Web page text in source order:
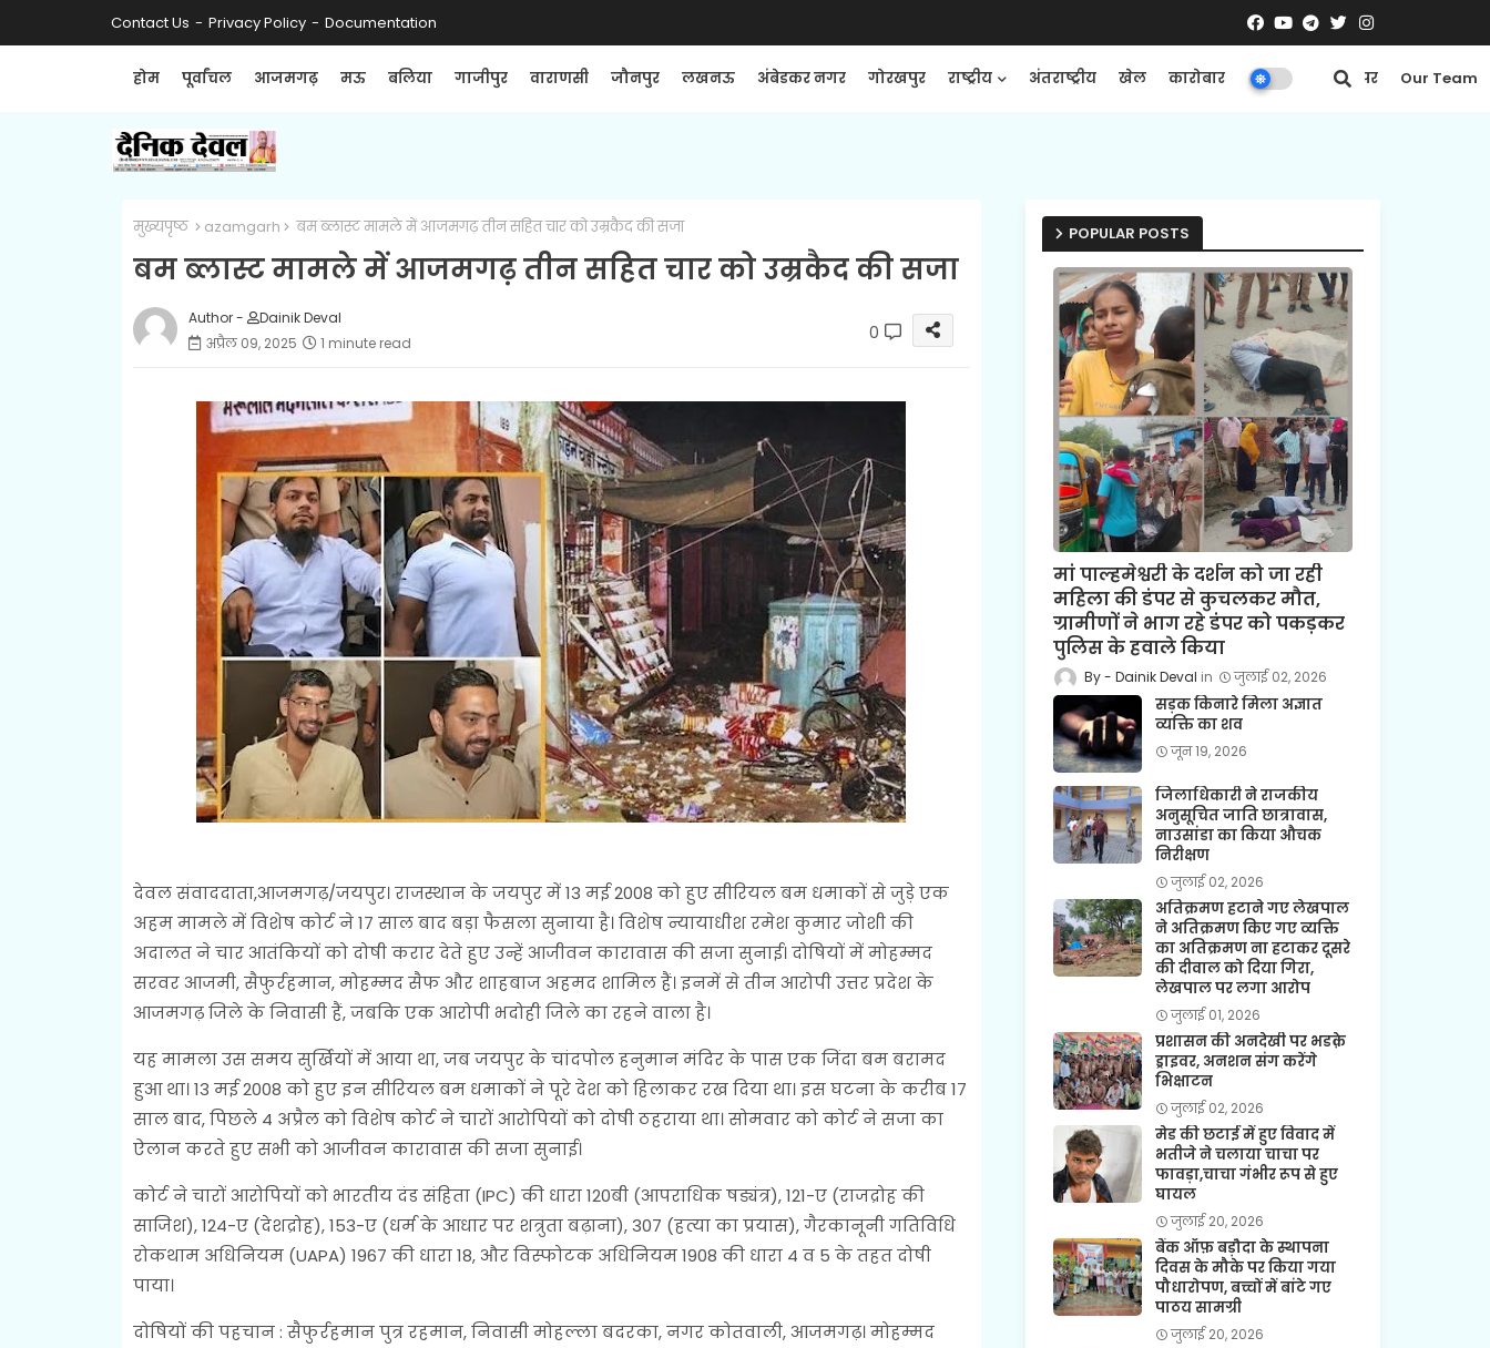
Contact Us Privacy Policy Documentation
होम पूर्वांचल आजमगढ़ मऊ बलिया गाजीपुर वाराणसी जौनपुर लखनऊ अंबेडकर नगर गोरखपुर राष्ट्रीय अंतराष्ट्रीय खेल कारोबार मनोरंजन ई-पेपर Our Team
मुख्यपृष्ठ azamgarh बम ब्लास्ट मामले में आजमगढ़ तीन सहित चार को उम्रकैद की सजा
बम ब्लास्ट मामले में आजमगढ़ तीन सहित चार को उम्रकैद की सजा
Author -
Dainik Deval
अप्रैल 09, 2025
1 minute read 0
देवल संवाददाता,आजमगढ़/जयपुर। राजस्थान के जयपुर में 13 मई 2008 को हुए सीरियल बम धमाकों से जुड़े एक
अहम मामले में विशेष कोर्ट ने 17 साल बाद बड़ा फैसला सुनाया है। विशेष न्यायाधीश रमेश कुमार जोशी की
अदालत ने चार आतंकियों को दोषी करार देते हुए उन्हें आजीवन कारावास की सजा सुनाई। दोषियों में मोहम्मद
सरवर आजमी, सैफुर्रहमान, मोहम्मद सैफ और शाहबाज अहमद शामिल हैं। इनमें से तीन आरोपी उत्तर प्रदेश के
आजमगढ़ जिले के निवासी हैं, जबकि एक आरोपी भदोही जिले का रहने वाला है।
यह मामला उस समय सुर्खियों में आया था, जब जयपुर के चांदपोल हनुमान मंदिर के पास एक जिंदा बम बरामद
हुआ था। 13 मई 2008 को हुए इन सीरियल बम धमाकों ने पूरे देश को हिलाकर रख दिया था। इस घटना के करीब 17
साल बाद, पिछले 4 अप्रैल को विशेष कोर्ट ने चारों आरोपियों को दोषी ठहराया था। सोमवार को कोर्ट ने सजा का
ऐलान करते हुए सभी को आजीवन कारावास की सजा सुनाई।
कोर्ट ने चारों आरोपियों को भारतीय दंड संहिता (IPC) की धारा 120बी (आपराधिक षड्यंत्र), 121-ए (राजद्रोह की
साजिश), 124-ए (देशद्रोह), 153-ए (धर्म के आधार पर शत्रुता बढ़ाना), 307 (हत्या का प्रयास), गैरकानूनी गतिविधि
रोकथाम अधिनियम (UAPA) 1967 की धारा 18, और विस्फोटक अधिनियम 1908 की धारा 4 व 5 के तहत दोषी
पाया।
दोषियों की पहचान : सैफुर्रहमान पुत्र रहमान, निवासी मोहल्ला बदरका, नगर कोतवाली, आजमगढ़। मोहम्मद
POPULAR POSTS
मां पाल्हमेश्वरी के दर्शन को जा रही
महिला की डंपर से कुचलकर मौत,
ग्रामीणों ने भाग रहे डंपर को पकड़कर
पुलिस के हवाले किया
Dainik Deval जुलाई 02, 2026
सड़क किनारे मिला अज्ञात
व्यक्ति का शव
जून 19, 2026
जिलाधिकारी ने राजकीय
अनुसूचित जाति छात्रावास,
नाउसांडा का किया औचक
निरीक्षण
जुलाई 02, 2026
अतिक्रमण हटाने गए लेखपाल
ने अतिक्रमण किए गए व्यक्ति
का अतिक्रमण ना हटाकर दूसरे
की दीवाल को दिया गिरा,
लेखपाल पर लगा आरोप
जुलाई 01, 2026
प्रशासन की अनदेखी पर भडक़े
ड्राइवर, अनशन संग करेंगे
भिक्षाटन
जुलाई 02, 2026
मेड की छटाई में हुए विवाद में
भतीजे ने चलाया चाचा पर
फावड़ा,चाचा गंभीर रूप से हुए
घायल
जुलाई 20, 2026
बैंक ऑफ़ बड़ौदा के स्थापना
दिवस के मौके पर किया गया
पौधारोपण, बच्चों में बांटे गए
पाठय सामग्री
जुलाई 20, 2026